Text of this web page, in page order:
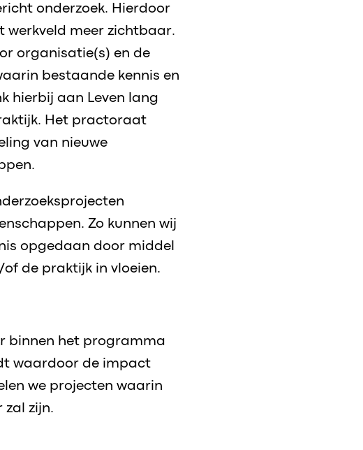
onderzoek. Hierdoor
werkveld meer zichtbaar.
organisatie(s) en de
bestaande kennis en
hierbij aan Leven lang
Het practoraat
van nieuwe
Zo kunnen wij
opgedaan door middel
de praktijk in vloeien.
binnen het programma
waardoor de impact
we projecten waarin
zal zijn.